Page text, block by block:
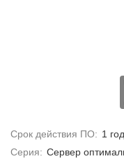
Срок действия ПО: 1
Серия: Сервер